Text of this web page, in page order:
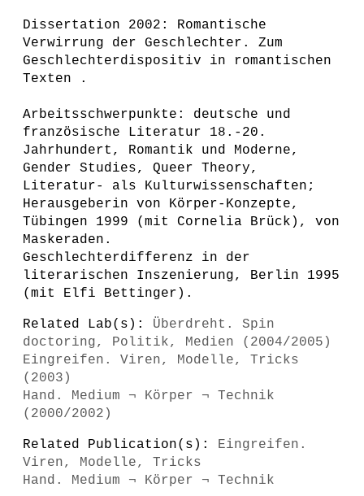
Dissertation 2002: Romantische
Verwirrung der Geschlechter. Zum
Geschlechterdispositiv in romantischen
Texten .
Arbeitsschwerpunkte: deutsche und
französische Literatur 18.-20.
Jahrhundert, Romantik und Moderne,
Gender Studies, Queer Theory,
Literatur- als Kulturwissenschaften;
Herausgeberin von Körper-Konzepte,
Tübingen 1999 (mit Cornelia Brück), von
Maskeraden.
Geschlechterdifferenz in der
literarischen Inszenierung, Berlin 1995
(mit Elfi Bettinger).
Related Lab(s): Überdreht. Spin
doctoring, Politik, Medien (2004/2005)
Eingreifen. Viren, Modelle, Tricks
(2003)
Hand. Medium ¬ Körper ¬ Technik
(2000/2002)
Related Publication(s): Eingreifen.
Viren, Modelle, Tricks
Hand. Medium ¬ Körper ¬ Technik